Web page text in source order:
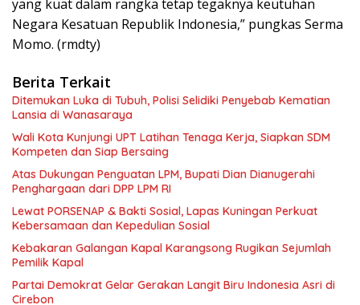
yang kuat dalam rangka tetap tegaknya keutuhan
Negara Kesatuan Republik Indonesia,” pungkas Serma
Momo. (rmdty)
Berita Terkait
Ditemukan Luka di Tubuh, Polisi Selidiki Penyebab Kematian
Lansia di Wanasaraya
Wali Kota Kunjungi UPT Latihan Tenaga Kerja, Siapkan SDM
Kompeten dan Siap Bersaing
Atas Dukungan Penguatan LPM, Bupati Dian Dianugerahi
Penghargaan dari DPP LPM RI
Lewat PORSENAP & Bakti Sosial, Lapas Kuningan Perkuat
Kebersamaan dan Kepedulian Sosial
Kebakaran Galangan Kapal Karangsong Rugikan Sejumlah
Pemilik Kapal
Partai Demokrat Gelar Gerakan Langit Biru Indonesia Asri di
Cirebon